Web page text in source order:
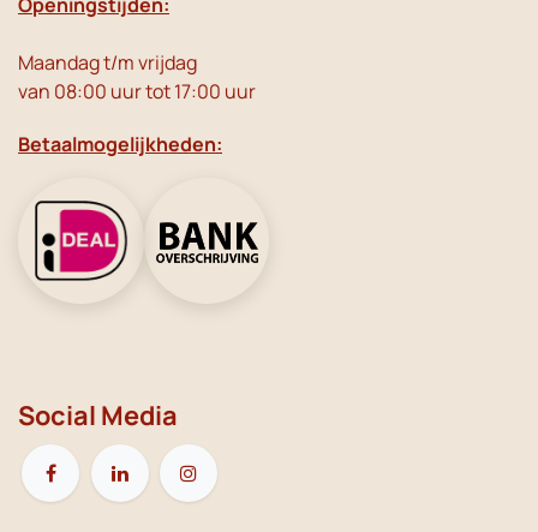
Maandag t/m vrijdag
van 08:00 uur tot 17:00 uur
Betaalmogelijkheden:
Social Media